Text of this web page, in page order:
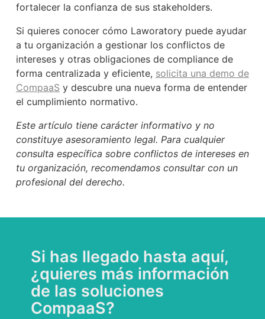
fortalecer la confianza de sus stakeholders.
Si quieres conocer cómo Laworatory puede ayudar
a tu organización a gestionar los conflictos de
intereses y otras obligaciones de compliance de
forma centralizada y eficiente, solicita una demo de
CompaaS y descubre una nueva forma de entender
el cumplimiento normativo.
Este artículo tiene carácter informativo y no
constituye asesoramiento legal. Para cualquier
consulta específica sobre conflictos de intereses en
tu organización, recomendamos consultar con un
profesional del derecho.
Si has llegado hasta aquí,
¿quieres más información
de las soluciones
CompaaS?